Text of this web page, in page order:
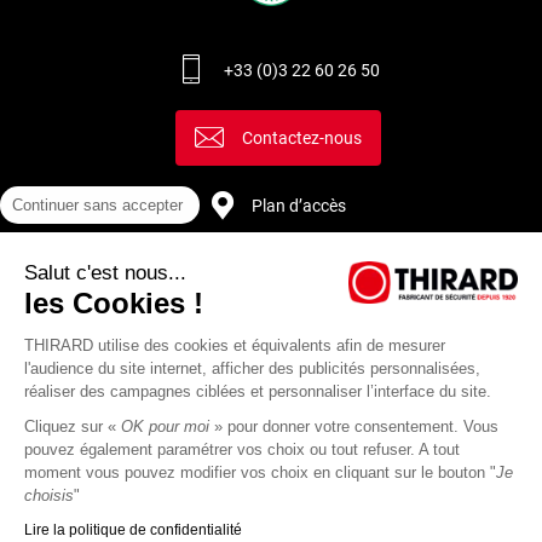
des fluides sous pression (hydraulique, vapeur, produits
chimiques dangereux…) ;
des pièces mécaniques effectuant un mouvement imprévu.
Dans la majorité des cas, la victime se croyait en sécurité,
Découvrez notre brochure consignation :
+33 (0)3 22 60 26 50
Contactez-nous
Plan d’accès
Continuer sans accepter
Salut c'est nous...
les Cookies !
THIRARD utilise des cookies et équivalents afin de mesurer
l'audience du site internet, afficher des publicités personnalisées,
réaliser des campagnes ciblées et personnaliser l’interface du site.
Cliquez sur « OK pour moi » pour donner votre consentement. Vous
pouvez également paramétrer vos choix ou tout refuser. A tout
moment vous pouvez modifier vos choix en cliquant sur le bouton "Je
choisis"
Lire la politique de confidentialité